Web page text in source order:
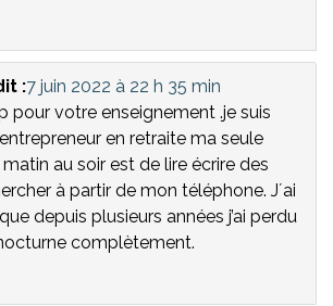
:7 juin 2022 à 22 h 35 min
pour votre enseignement .je suis
en retraite ma seule
au soir est de lire écrire des
à partir de mon téléphone. J´ai
depuis plusieurs années j’ai perdu
complètement.